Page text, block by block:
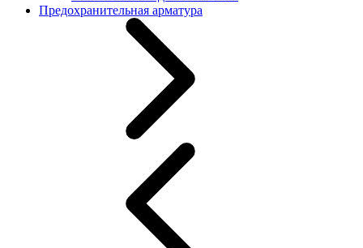
Предохранительная арматура